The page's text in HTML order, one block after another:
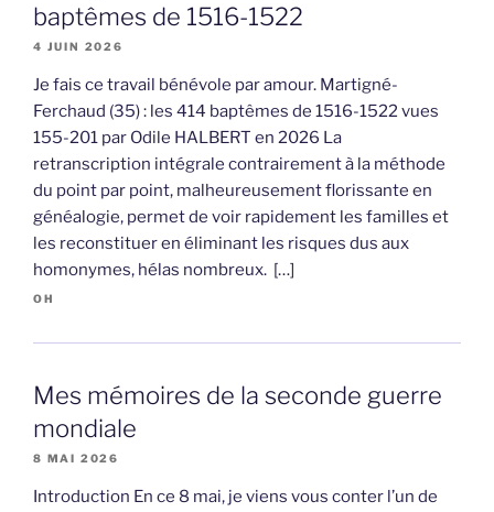
baptêmes de 1516-1522
4 JUIN 2026
Je fais ce travail bénévole par amour. Martigné-
Ferchaud (35) : les 414 baptêmes de 1516-1522 vues
155-201 par Odile HALBERT en 2026 La
retranscription intégrale contrairement à la méthode
du point par point, malheureusement florissante en
généalogie, permet de voir rapidement les familles et
les reconstituer en éliminant les risques dus aux
homonymes, hélas nombreux. […]
OH
Mes mémoires de la seconde guerre
mondiale
8 MAI 2026
Introduction En ce 8 mai, je viens vous conter l’un de